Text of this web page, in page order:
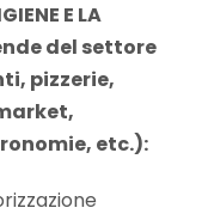
E LA
del settore
pizzerie,
etc.):